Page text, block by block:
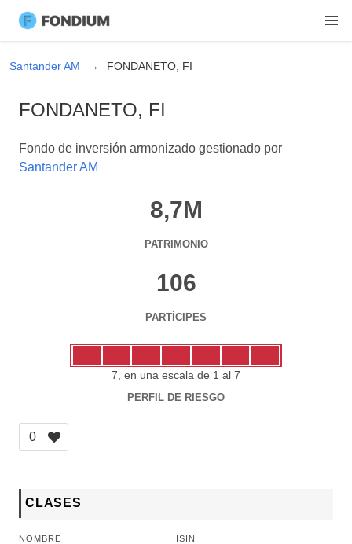
Santander AM FONDANETO, FI
FONDANETO, FI
Fondo de inversión armonizado gestionado por
Santander AM
8,7M
PATRIMONIO
106
PARTÍCIPES
7, en una escala de 1 al 7
PERFIL DE RIESGO
0
CLASES
NOMBRE ISIN